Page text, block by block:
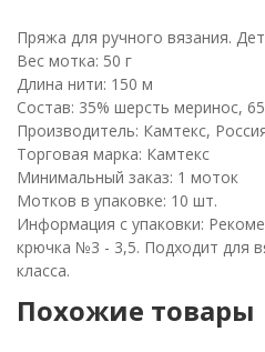
Пряжа для ручного вязания.
Вес мотка: 50 г
Длина нити: 150 м
Состав: 35% шерсть меринос,
Производитель: Камтекс,
Торговая марка: Камтекс
Минимальный заказ: 1 моток
Мотков в упаковке: 10 шт.
Информация с упаковки:
крючка №3 - 3,5. Подходит для
класса.
Похожие товары